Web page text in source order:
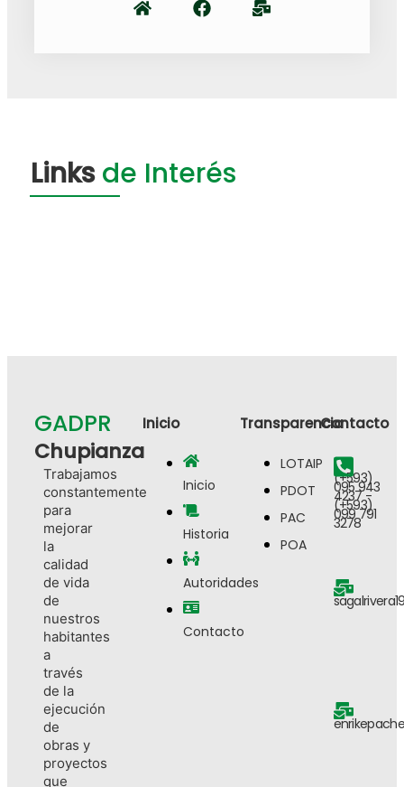
Linksde Interés
GADPR
Chupianza
Trabajamos
constantemente
para
mejorar
la
calidad
de vida
de
nuestros
habitantes
a
través
de la
ejecución
de
obras y
proyectos
que
Inicio
Inicio
Historia
Autoridades
Contacto
Transparencia
LOTAIP
PDOT
PAC
POA
Contacto
(+593)
095 943
4237 -
(+593)
099 791
3278